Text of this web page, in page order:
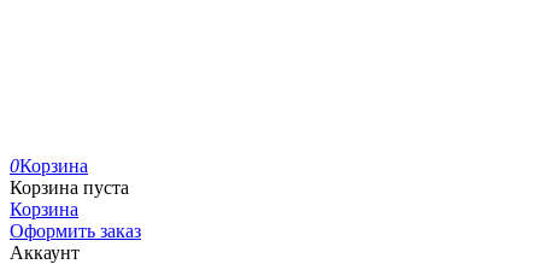
0Корзина
Корзина пуста
Корзина
Оформить заказ
Аккаунт